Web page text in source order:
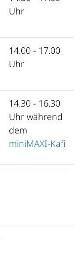
Uhr
14.00 - 17.00
Uhr
14.30 - 16.30
Uhr während
dem
miniMAXI-Kafi